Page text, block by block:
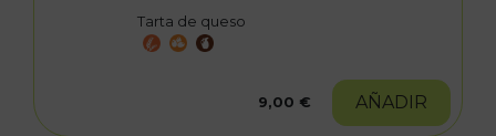
Tarta de queso
9,00 € AÑADIR